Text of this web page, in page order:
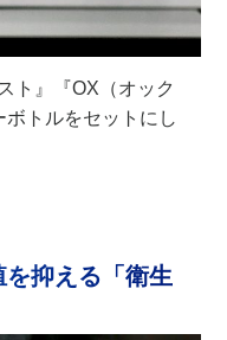
ト』『OX（オック
トルをセットにし
抑える「衛生